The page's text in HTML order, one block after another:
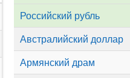
Российский рубль
Австралийский доллар
Армянский драм